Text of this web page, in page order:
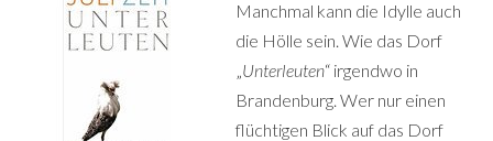
Manchmal kann die Idylle auch
die Hölle sein. Wie das Dorf
„Unterleuten“ irgendwo in
Brandenburg. Wer nur einen
flüchtigen Blick auf das Dorf